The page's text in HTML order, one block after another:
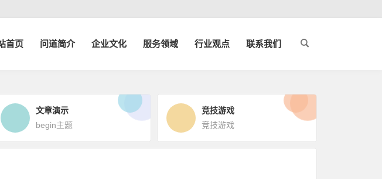
首页 问道简介 企业文化 服务领域 行业观点 联系我们
文章演示
begin主题
竞技游戏
竞技游戏